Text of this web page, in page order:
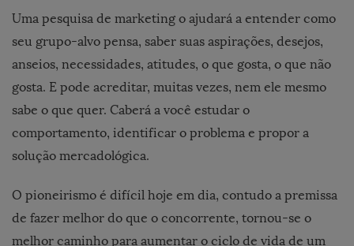
Uma pesquisa de marketing o ajudará a entender como
seu grupo-alvo pensa, saber suas aspirações, desejos,
anseios, necessidades, atitudes, o que gosta, o que não
gosta. E pode acreditar, muitas vezes, nem ele mesmo
sabe o que quer. Caberá a você estudar o
comportamento, identificar o problema e propor a
solução mercadológica.
O pioneirismo é difícil hoje em dia, contudo a premissa
de fazer melhor do que o concorrente, tornou-se o
melhor caminho para aumentar o ciclo de vida de um